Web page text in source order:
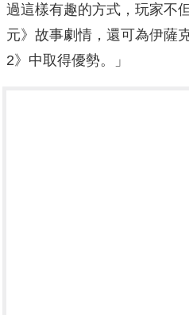
過這樣有趣的方式，玩家不
元》故事劇情，還可為伊薩
2》中取得優勢。」